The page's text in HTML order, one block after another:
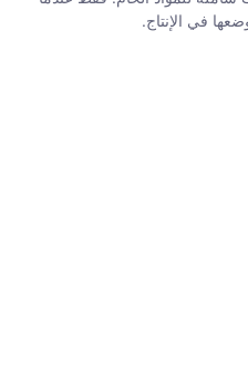
في الإنتاج.